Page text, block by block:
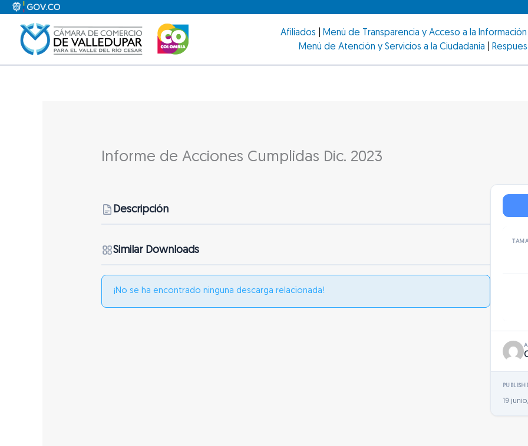
contenido
Afiliados Menú de Transparencia y Acceso a la Información
Menú de Atención y Servicios a la Ciudadanía
Informe de Acciones Cumplidas Dic. 2023
Descripción
Similar Downloads
¡No se ha encontrado ninguna descarga relacionada!
19